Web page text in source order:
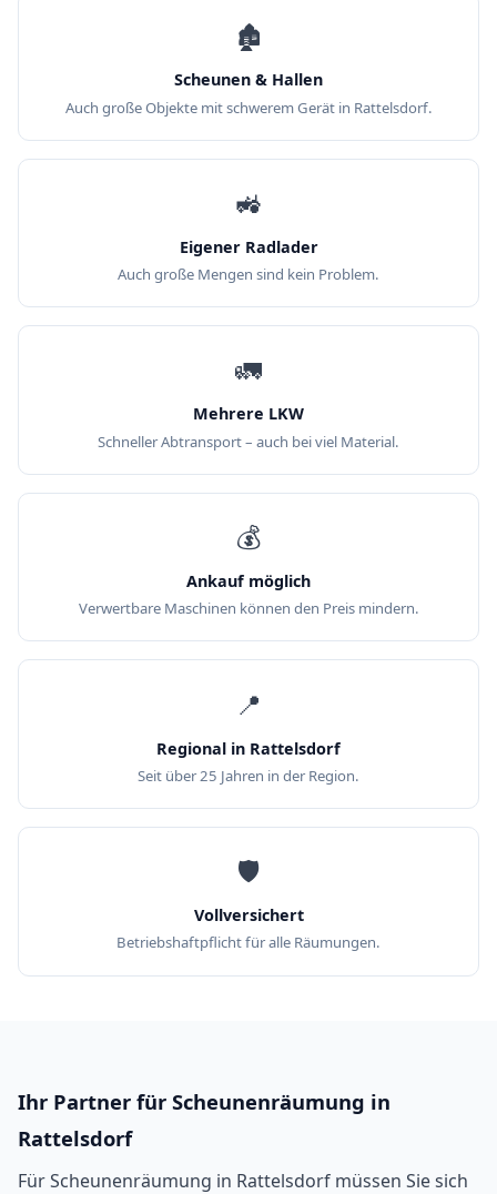
🏚️
Scheunen & Hallen
Auch große Objekte mit schwerem Gerät in Rattelsdorf.
🚜
Eigener Radlader
Auch große Mengen sind kein Problem.
🚛
Mehrere LKW
Schneller Abtransport – auch bei viel Material.
💰
Ankauf möglich
Verwertbare Maschinen können den Preis mindern.
📍
Regional in Rattelsdorf
Seit über 25 Jahren in der Region.
🛡️
Vollversichert
Betriebshaftpflicht für alle Räumungen.
Ihr Partner für Scheunenräumung in
Rattelsdorf
Für Scheunenräumung in Rattelsdorf müssen Sie sich